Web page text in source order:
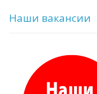
Наши вакансии